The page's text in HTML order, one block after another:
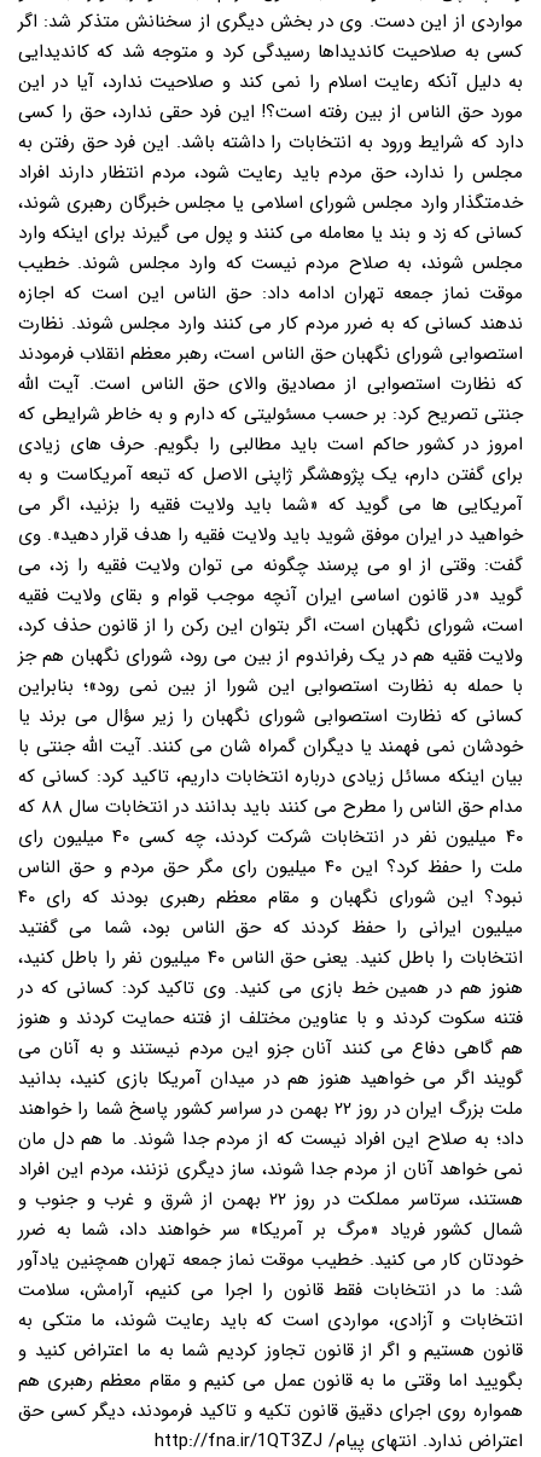
مواردی از این دست. وی در بخش دیگری از سخنانش متذکر شد: اگر
کسی به صلاحیت کاندیداها رسیدگی کرد و متوجه شد که کاندیدایی
به دلیل آنکه رعایت اسلام را نمی کند و صلاحیت ندارد، آیا در این
مورد حق الناس از بین رفته است؟! این فرد حقی ندارد، حق را کسی
دارد که شرایط ورود به انتخابات را داشته باشد. این فرد حق رفتن به
مجلس را ندارد، حق مردم باید رعایت شود، مردم انتظار دارند افراد
خدمتگذار وارد مجلس شورای اسلامی یا مجلس خبرگان رهبری شوند،
کسانی که زد و بند یا معامله می کنند و پول می گیرند برای اینکه وارد
مجلس شوند، به صلاح مردم نیست که وارد مجلس شوند. خطیب
موقت نماز جمعه تهران ادامه داد: حق الناس این است که اجازه
ندهند کسانی که به ضرر مردم کار می کنند وارد مجلس شوند. نظارت
استصوابی شورای نگهبان حق الناس است، رهبر معظم انقلاب فرمودند
که نظارت استصوابی از مصادیق والای حق الناس است. آیت الله
جنتی تصریح کرد: بر حسب مسئولیتی که دارم و به خاطر شرایطی که
امروز در کشور حاکم است باید مطالبی را بگویم. حرف های زیادی
برای گفتن دارم، یک پژوهشگر ژاپنی الاصل که تبعه آمریکاست و به
آمریکایی ها می گوید که «شما باید ولایت فقیه را بزنید، اگر می
خواهید در ایران موفق شوید باید ولایت فقیه را هدف قرار دهید». وی
گفت: وقتی از او می پرسند چگونه می توان ولایت فقیه را زد، می
گوید «در قانون اساسی ایران آنچه موجب قوام و بقای ولایت فقیه
است، شورای نگهبان است، اگر بتوان این رکن را از قانون حذف کرد،
ولایت فقیه هم در یک رفراندوم از بین می رود، شورای نگهبان هم جز
با حمله به نظارت استصوابی این شورا از بین نمی رود»؛ بنابراین
کسانی که نظارت استصوابی شورای نگهبان را زیر سؤال می برند یا
خودشان نمی فهمند یا دیگران گمراه شان می کنند. آیت الله جنتی با
بیان اینکه مسائل زیادی درباره انتخابات داریم، تاکید کرد: کسانی که
مدام حق الناس را مطرح می کنند باید بدانند در انتخابات سال ۸۸ که
۴۰ میلیون نفر در انتخابات شرکت کردند، چه کسی ۴۰ میلیون رای
ملت را حفظ کرد؟ این ۴۰ میلیون رای مگر حق مردم و حق الناس
نبود؟ این شورای نگهبان و مقام معظم رهبری بودند که رای ۴۰
میلیون ایرانی را حفظ کردند که حق الناس بود، شما می گفتید
انتخابات را باطل کنید. یعنی حق الناس ۴۰ میلیون نفر را باطل کنید،
هنوز هم در همین خط بازی می کنید. وی تاکید کرد: کسانی که در
فتنه سکوت کردند و با عناوین مختلف از فتنه حمایت کردند و هنوز
هم گاهی دفاع می کنند آنان جزو این مردم نیستند و به آنان می
گویند اگر می خواهید هنوز هم در میدان آمریکا بازی کنید، بدانید
ملت بزرگ ایران در روز ۲۲ بهمن در سراسر کشور پاسخ شما را خواهند
داد؛ به صلاح این افراد نیست که از مردم جدا شوند. ما هم دل مان
نمی خواهد آنان از مردم جدا شوند، ساز دیگری نزنند، مردم این افراد
هستند، سرتاسر مملکت در روز ۲۲ بهمن از شرق و غرب و جنوب و
شمال کشور فریاد «مرگ بر آمریکا» سر خواهند داد، شما به ضرر
خودتان کار می کنید. خطیب موقت نماز جمعه تهران همچنین یادآور
شد: ما در انتخابات فقط قانون را اجرا می کنیم، آرامش، سلامت
انتخابات و آزادی، مواردی است که باید رعایت شوند، ما متکی به
قانون هستیم و اگر از قانون تجاوز کردیم شما به ما اعتراض کنید و
بگویید اما وقتی ما به قانون عمل می کنیم و مقام معظم رهبری هم
همواره روی اجرای دقیق قانون تکیه و تاکید فرمودند، دیگر کسی حق
اعتراض ندارد. انتهای پیام/ http://fna.ir/1QT3ZJ